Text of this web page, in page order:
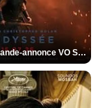
L'Odyssée Bande-annonce VO STFR